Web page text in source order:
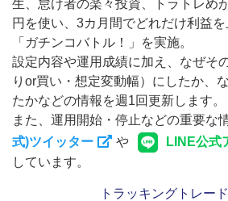
生、怠け者の楽々投資、トラトレめ
円を使い、3カ月間でどれだけ利益
「ガチンコバトル！」を実施。
設定内容や運用成績に加え、なぜそ
りor買い・想定変動幅）にしたか、
たかなどの情報を週1回更新します。
また、運用開始・停止などの重要な
式)ツイッター
や LINE公式
しています。
トラッキングトレー